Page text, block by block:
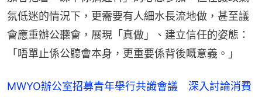
氛低迷的情況下，更需要有人細水長流地做，甚至議
會應重辦公聽會，展現「真做」、建立信任的姿態：
「唔單止係公聽會本身，更重要係背後嘅意義。」
MWYO辦公室招募青年舉行共識會議 深入討論消費